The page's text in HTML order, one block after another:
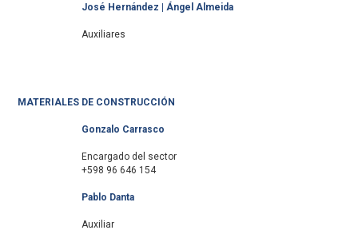
José Hernández | Ángel Almeida
Auxiliares
MATERIALES DE CONSTRUCCIÓN
Gonzalo Carrasco
Encargado del sector
+598 96 646 154
Pablo Danta
Auxiliar